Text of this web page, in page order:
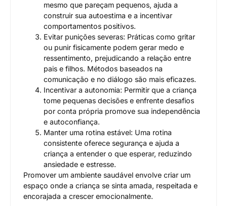
mesmo que pareçam pequenos, ajuda a
construir sua autoestima e a incentivar
comportamentos positivos.
Evitar punições severas: Práticas como gritar
ou punir fisicamente podem gerar medo e
ressentimento, prejudicando a relação entre
pais e filhos. Métodos baseados na
comunicação e no diálogo são mais eficazes.
Incentivar a autonomia: Permitir que a criança
tome pequenas decisões e enfrente desafios
por conta própria promove sua independência
e autoconfiança.
Manter uma rotina estável: Uma rotina
consistente oferece segurança e ajuda a
criança a entender o que esperar, reduzindo
ansiedade e estresse.
Promover um ambiente saudável envolve criar um
espaço onde a criança se sinta amada, respeitada e
encorajada a crescer emocionalmente.